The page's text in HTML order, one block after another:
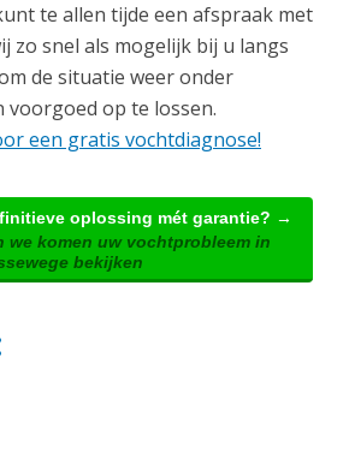
te allen tijde een afspraak met
zo snel als mogelijk bij u langs
de situatie weer onder
op te lossen.
een gratis vochtdiagnose!
oplossing mét garantie? →
we komen uw vochtprobleem in
bekijken